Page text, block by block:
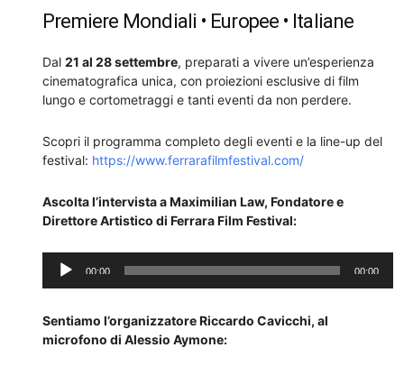
Premiere Mondiali • Europee • Italiane
Dal 21 al 28 settembre, preparati a vivere un’esperienza
cinematografica unica, con proiezioni esclusive di film
lungo e cortometraggi e tanti eventi da non perdere.
Scopri il programma completo degli eventi e la line-up del
festival: https://www.ferrarafilmfestival.com/
Ascolta l’intervista a Maximilian Law, Fondatore e
Direttore Artistico di Ferrara Film Festival:
Audio
Player
00:00 00:00
Sentiamo l’organizzatore Riccardo Cavicchi, al
microfono di Alessio Aymone: